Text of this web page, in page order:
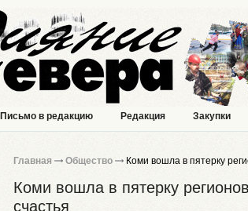
Письмо в редакцию Редакция Закупки
Главная Общество Коми вошла в пятерку
Коми вошла в пятерку
счастья